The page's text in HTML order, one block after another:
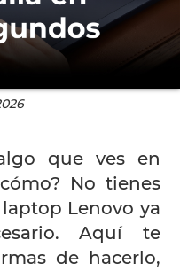
que ves en
No tienes
Lenovo ya
Aquí te
de hacerlo,